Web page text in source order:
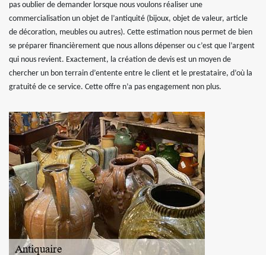
pas oublier de demander lorsque nous voulons réaliser une
commercialisation un objet de l’antiquité (bijoux, objet de valeur, article
de décoration, meubles ou autres). Cette estimation nous permet de bien
se préparer financièrement que nous allons dépenser ou c’est que l’argent
qui nous revient. Exactement, la création de devis est un moyen de
chercher un bon terrain d’entente entre le client et le prestataire, d’où la
gratuité de ce service. Cette offre n’a pas engagement non plus.